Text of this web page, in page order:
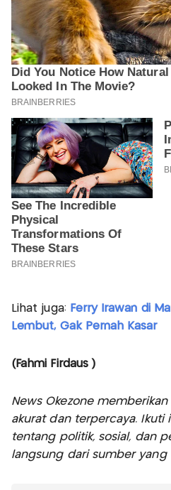
Lihat juga: Ferry Irawan di
Lembut, Gak Pernah Kasar
(Fahmi Firdaus )
News Okezone
akurat dan terpercaya. Ikuti
tentang politik, sosial, dan
langsung dari sumber yang